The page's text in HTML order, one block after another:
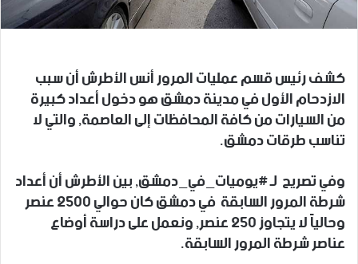
كشف رئيس قسم عمليات المرور أنس الأطرش أن سبب
الازدحام الأول في مدينة دمشق هو دخول أعداد كبيرة
من السيارات من كافة المحافظات إلى العاصمة, والتي لا
تناسب طرقات دمشق.
وفي تصريح لـ #يوميات_في_دمشق, بين الأطرش أن أعداد
شرطة المرور السابقة في دمشق كان حوالي 2500 عنصر
وحالياً لا يتجاوز 250 عنصر, ونعمل على دراسة أوضاع
عناصر شرطة المرور السابقة.